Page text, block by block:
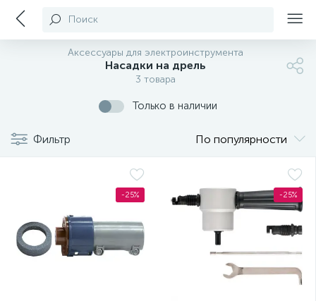
Поиск
Аксессуары для электроинструмента
Насадки на дрель
3 товара
Только в наличии
Фильтр По популярности
-25% -25%